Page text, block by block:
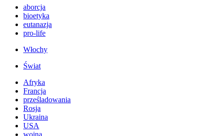
aborcja
bioetyka
eutanazja
pro-life
Włochy
Świat
Afryka
Francja
prześladowania
Rosja
Ukraina
USA
wojna